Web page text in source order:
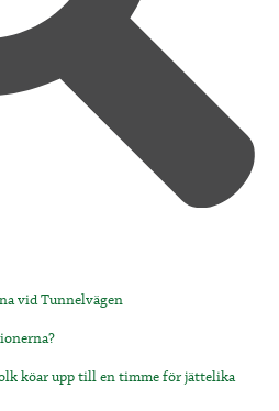
vid Tunnelvägen
köar upp till en timme för jättelika